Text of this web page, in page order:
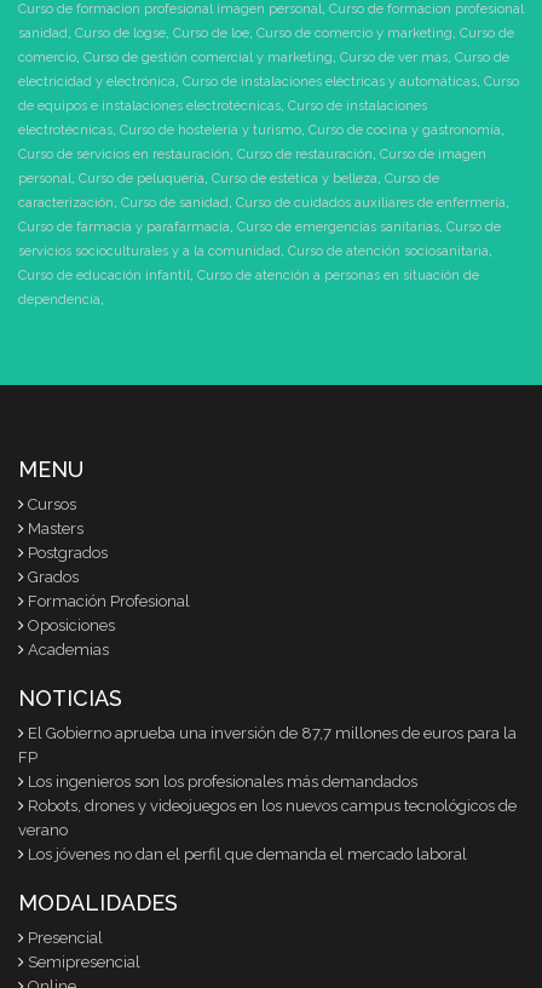
Curso de formacion profesional imagen personal, Curso de formacion profesional
sanidad, Curso de logse, Curso de loe, Curso de comercio y marketing, Curso de
comercio, Curso de gestión comercial y marketing, Curso de ver más, Curso de
electricidad y electrónica, Curso de instalaciones eléctricas y automáticas, Curso
de equipos e instalaciones electrotécnicas, Curso de instalaciones
electrotécnicas, Curso de hostelería y turismo, Curso de cocina y gastronomía,
Curso de servicios en restauración, Curso de restauración, Curso de imagen
personal, Curso de peluquería, Curso de estética y belleza, Curso de
caracterización, Curso de sanidad, Curso de cuidados auxiliares de enfermería,
Curso de farmacia y parafarmacia, Curso de emergencias sanitarias, Curso de
servicios socioculturales y a la comunidad, Curso de atención sociosanitaria,
Curso de educación infantil, Curso de atención a personas en situación de
dependencia,
MENU
Cursos
Masters
Postgrados
Grados
Formación Profesional
Oposiciones
Academias
NOTICIAS
El Gobierno aprueba una inversión de 87,7 millones de euros para la
FP
Los ingenieros son los profesionales más demandados
Robots, drones y videojuegos en los nuevos campus tecnológicos de
verano
Los jóvenes no dan el perfil que demanda el mercado laboral
MODALIDADES
Presencial
Semipresencial